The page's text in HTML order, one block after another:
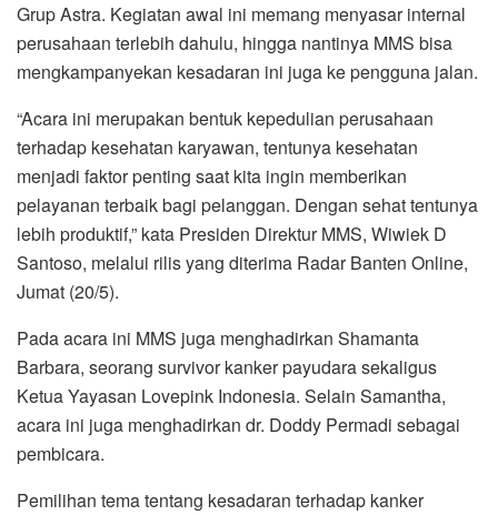
Grup Astra. Kegiatan awal ini memang menyasar internal
perusahaan terlebih dahulu, hingga nantinya MMS bisa
mengkampanyekan kesadaran ini juga ke pengguna jalan.
“Acara ini merupakan bentuk kepedulian perusahaan
terhadap kesehatan karyawan, tentunya kesehatan
menjadi faktor penting saat kita ingin memberikan
pelayanan terbaik bagi pelanggan. Dengan sehat tentunya
lebih produktif,” kata Presiden Direktur MMS, Wiwiek D
Santoso, melalui rilis yang diterima Radar Banten Online,
Jumat (20/5).
Pada acara ini MMS juga menghadirkan Shamanta
Barbara, seorang survivor kanker payudara sekaligus
Ketua Yayasan Lovepink Indonesia. Selain Samantha,
acara ini juga menghadirkan dr. Doddy Permadi sebagai
pembicara.
Pemilihan tema tentang kesadaran terhadap kanker